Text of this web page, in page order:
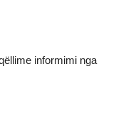
informimi nga